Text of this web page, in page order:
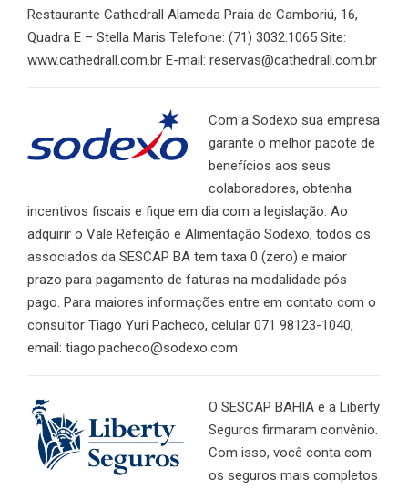
Restaurante Cathedrall Alameda Praia de Camboriú, 16,
Quadra E – Stella Maris Telefone: (71) 3032.1065 Site:
www.cathedrall.com.br E-mail: reservas@cathedrall.com.br
Com a Sodexo sua empresa
garante o melhor pacote de
benefícios aos seus
colaboradores, obtenha
incentivos fiscais e fique em dia com a legislação. Ao
adquirir o Vale Refeição e Alimentação Sodexo, todos os
associados da SESCAP BA tem taxa 0 (zero) e maior
prazo para pagamento de faturas na modalidade pós
pago. Para maiores informações entre em contato com o
consultor Tiago Yuri Pacheco, celular 071 98123-1040,
email: tiago.pacheco@sodexo. com
O SESCAP BAHIA e a Liberty
Seguros firmaram convênio.
Com isso, você conta com
os seguros mais completos